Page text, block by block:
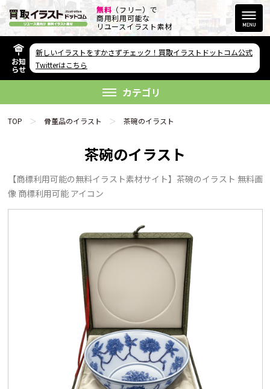
無料 （フリー）で
商用利用可能な
リユースイラスト素材
欲しい素材が無い方へ
リンクをコピー
FAQ
利用規約
プライバシーポリシー
私たちについて
お問い合わせ
お知
らせ
新しいイラストをすかさずチェック！買取イラストドットコム公式
Twitterはこちら
カテゴリ
TOP 骨董品のイラスト 茶碗のイラスト
茶碗のイラスト
【商標利用可能の無料イラスト素材サイト】茶碗のイラスト 無料画
像 商標利用可能 アイコン